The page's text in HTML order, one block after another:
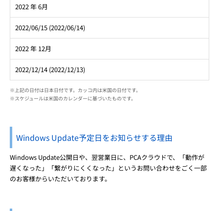
2022 年 6月
2022/06/15 (2022/06/14)
2022 年 12月
2022/12/14 (2022/12/13)
※上記の日付は日本日付です。カッコ内は米国の日付です。
※スケジュールは米国のカレンダーに基づいたものです。
Windows Update予定日をお知らせする理由
Windows Update公開日や、翌営業日に、PCAクラウドで、「動作が
遅くなった」「繋がりにくくなった」というお問い合わせをごく一部
のお客様からいただいております。